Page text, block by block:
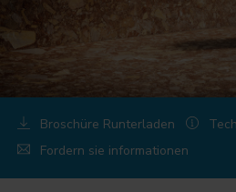
Broschüre Runterladen
Fordern sie informationen